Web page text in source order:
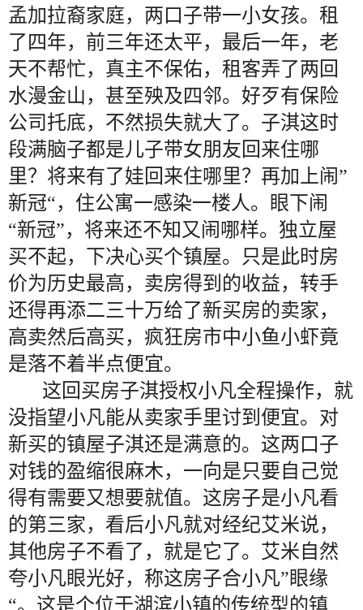
孟加拉裔家庭，两口子带一小女孩。租
了四年，前三年还太平，最后一年，老
天不帮忙，真主不保佑，租客弄了两回
水漫金山，甚至殃及四邻。好歹有保险
公司托底，不然损失就大了。子淇这时
段满脑子都是儿子带女朋友回来住哪
里？将来有了娃回来住哪里？再加上闹”
新冠“，住公寓一感染一楼人。眼下闹
“新冠”，将来还不知又闹哪样。独立屋
买不起，下决心买个镇屋。只是此时房
价为历史最高，卖房得到的收益，转手
还得再添二三十万给了新买房的卖家，
高卖然后高买，疯狂房市中小鱼小虾竟
是落不着半点便宜。
这回买房子淇授权小凡全程操作，就
没指望小凡能从卖家手里讨到便宜。对
新买的镇屋子淇还是满意的。这两口子
对钱的盈缩很麻木，一向是只要自己觉
得有需要又想要就值。这房子是小凡看
的第三家，看后小凡就对经纪艾米说，
其他房子不看了，就是它了。艾米自然
夸小凡眼光好，称这房子合小凡”眼缘
“。这是个位于湖滨小镇的传统型的镇